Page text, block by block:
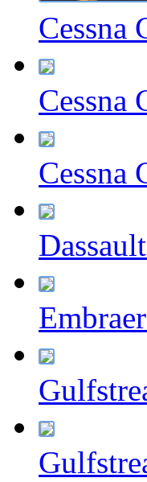
Cessna
Cessna
Cessna